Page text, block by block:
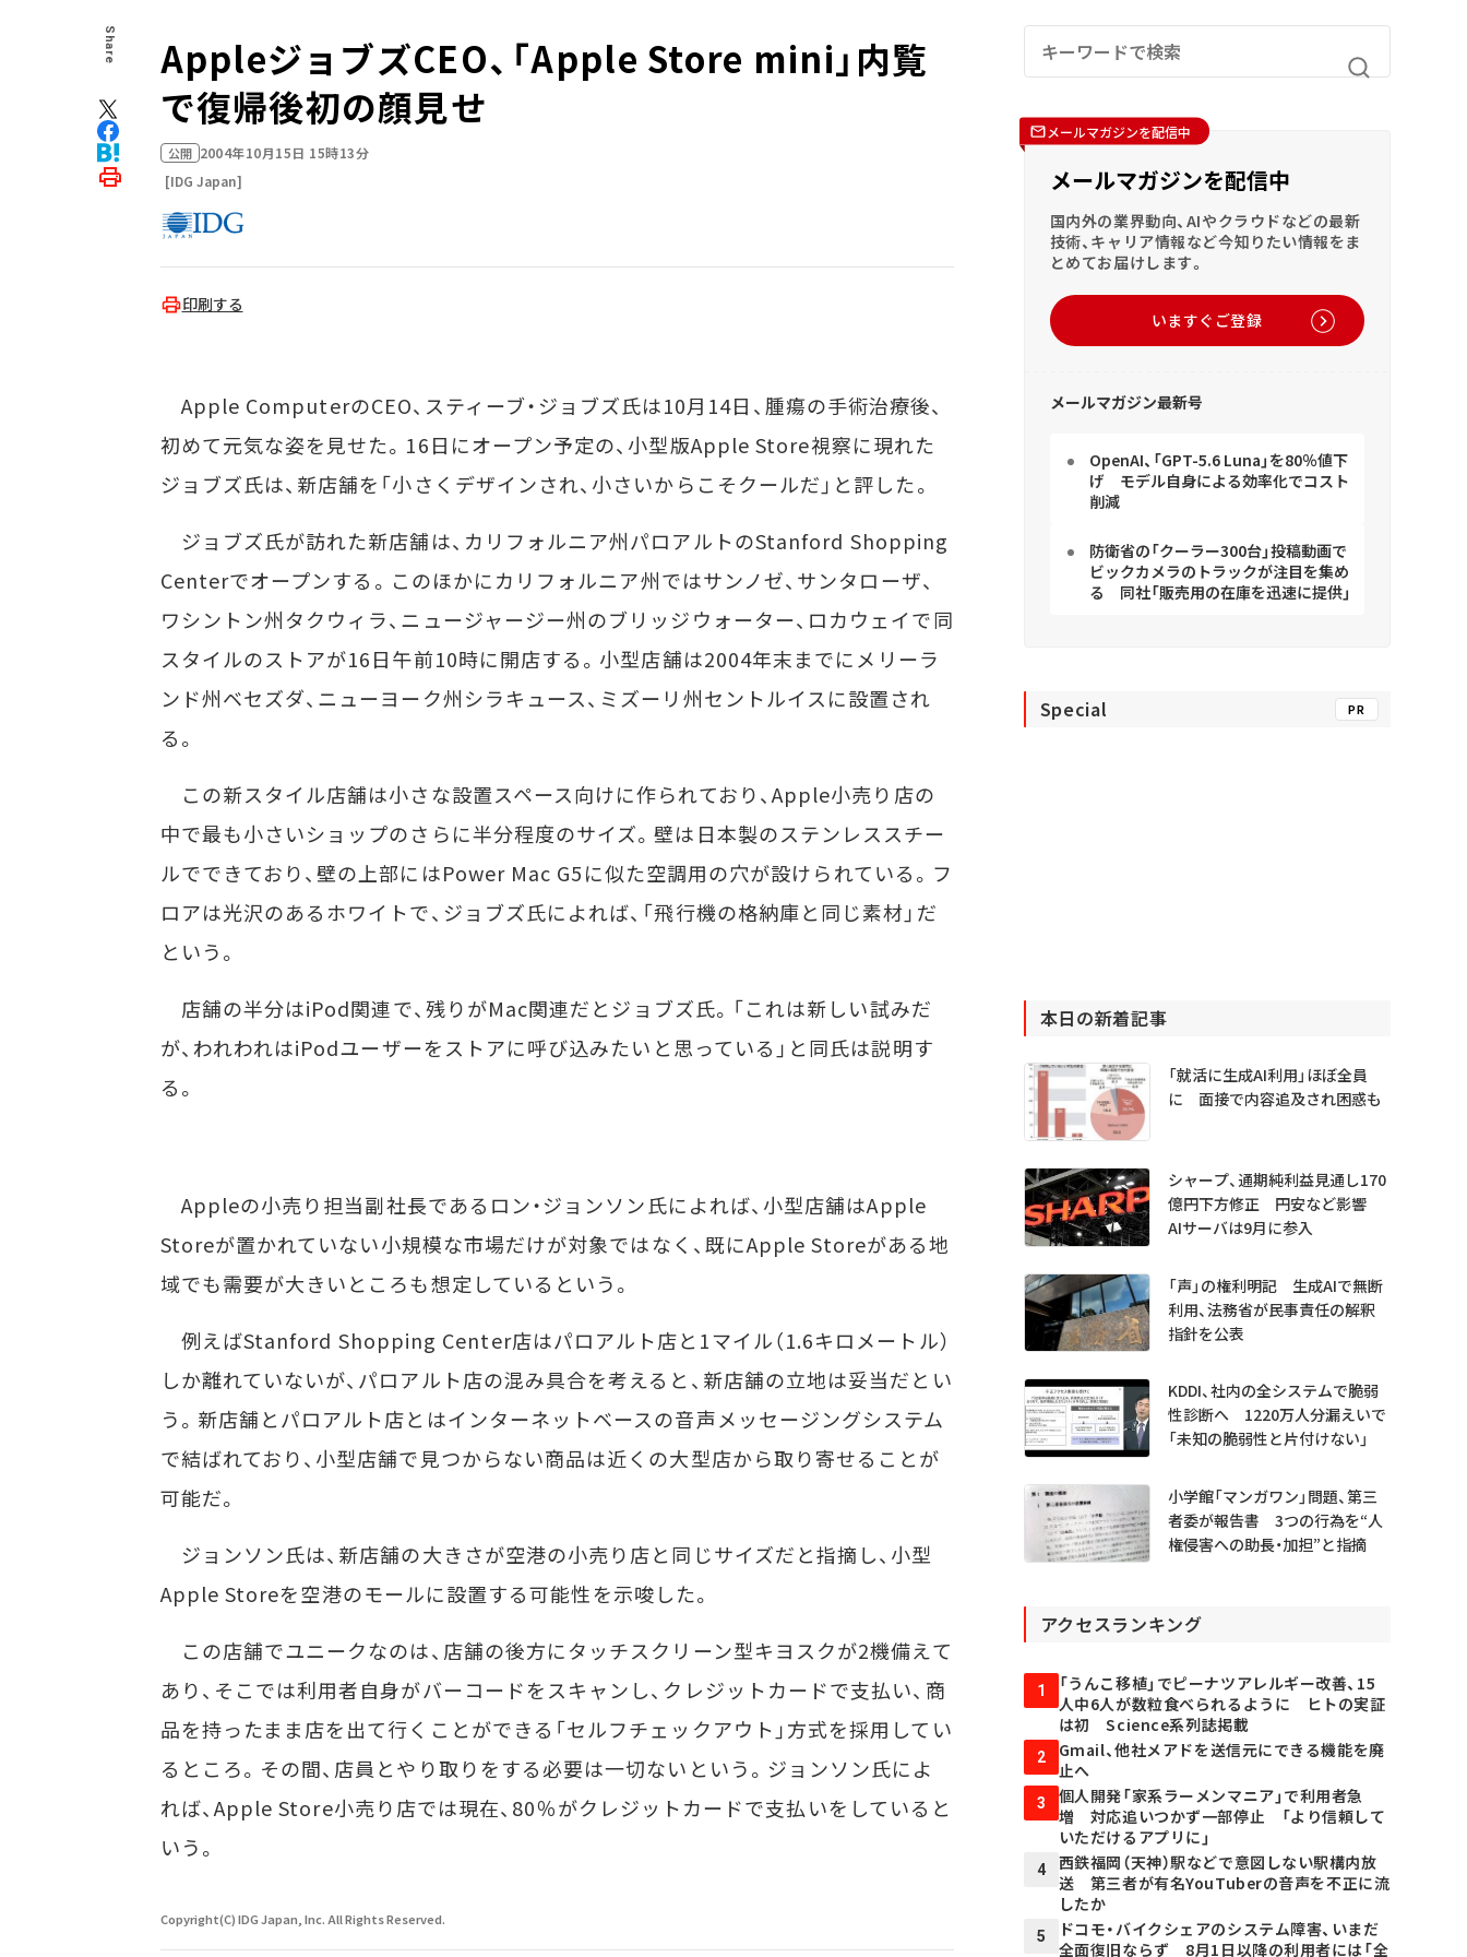
Share
AppleジョブズCEO、「Apple Store mini」内覧
で復帰後初の顔見せ
公開 2004年10月15日 15時13分
[IDG Japan]
印刷する
Apple ComputerのCEO、スティーブ・ジョブズ氏は10月14日、腫瘍の手術治療後、
初めて元気な姿を見せた。16日にオープン予定の、小型版Apple Store視察に現れた
ジョブズ氏は、新店舗を「小さくデザインされ、小さいからこそクールだ」と評した。
ジョブズ氏が訪れた新店舗は、カリフォルニア州パロアルトのStanford Shopping
Centerでオープンする。このほかにカリフォルニア州ではサンノゼ、サンタローザ、
ワシントン州タクウィラ、ニュージャージー州のブリッジウォーター、ロカウェイで同
スタイルのストアが16日午前10時に開店する。小型店舗は2004年末までにメリーラ
ンド州ベセズダ、ニューヨーク州シラキュース、ミズーリ州セントルイスに設置され
る。
この新スタイル店舗は小さな設置スペース向けに作られており、Apple小売り店の
中で最も小さいショップのさらに半分程度のサイズ。壁は日本製のステンレススチー
ルでできており、壁の上部にはPower Mac G5に似た空調用の穴が設けられている。フ
ロアは光沢のあるホワイトで、ジョブズ氏によれば、「飛行機の格納庫と同じ素材」だ
という。
店舗の半分はiPod関連で、残りがMac関連だとジョブズ氏。「これは新しい試みだ
が、われわれはiPodユーザーをストアに呼び込みたいと思っている」と同氏は説明す
る。
Appleの小売り担当副社長であるロン・ジョンソン氏によれば、小型店舗はApple
Storeが置かれていない小規模な市場だけが対象ではなく、既にApple Storeがある地
域でも需要が大きいところも想定しているという。
例えばStanford Shopping Center店はパロアルト店と1マイル（1.6キロメートル）
しか離れていないが、パロアルト店の混み具合を考えると、新店舗の立地は妥当だとい
う。新店舗とパロアルト店とはインターネットベースの音声メッセージングシステム
で結ばれており、小型店舗で見つからない商品は近くの大型店から取り寄せることが
可能だ。
ジョンソン氏は、新店舗の大きさが空港の小売り店と同じサイズだと指摘し、小型
Apple Storeを空港のモールに設置する可能性を示唆した。
この店舗でユニークなのは、店舗の後方にタッチスクリーン型キヨスクが2機備えて
あり、そこでは利用者自身がバーコードをスキャンし、クレジットカードで支払い、商
品を持ったまま店を出て行くことができる「セルフチェックアウト」方式を採用してい
るところ。その間、店員とやり取りをする必要は一切ないという。ジョンソン氏によ
れば、Apple Store小売り店では現在、80％がクレジットカードで支払いをしていると
いう。
Copyright(C) IDG Japan, Inc. All Rights Reserved.
メールマガジンを配信中
メールマガジンを配信中
国内外の業界動向、AIやクラウドなどの最新
技術、キャリア情報など今知りたい情報をま
とめてお届けします。
いますぐご登録
メールマガジン最新号
OpenAI、「GPT-5.6 Luna」を80％値下
げ モデル自身による効率化でコスト
削減
防衛省の「クーラー300台」投稿動画で
ビックカメラのトラックが注目を集め
る 同社「販売用の在庫を迅速に提供」
Special PR
本日の新着記事
「就活に生成AI利用」ほぼ全員
に 面接で内容追及され困惑も
シャープ、通期純利益見通し170
億円下方修正 円安など影響
AIサーバは9月に参入
「声」の権利明記 生成AIで無断
利用、法務省が民事責任の解釈
指針を公表
KDDI、社内の全システムで脆弱
性診断へ 1220万人分漏えいで
「未知の脆弱性と片付けない」
小学館「マンガワン」問題、第三
者委が報告書 3つの行為を“人
権侵害への助長・加担”と指摘
アクセスランキング
1
「うんこ移植」でピーナツアレルギー改善、15
人中6人が数粒食べられるように ヒトの実証
は初 Science系列誌掲載
2
Gmail、他社メアドを送信元にできる機能を廃
止へ
3
個人開発「家系ラーメンマニア」で利用者急
増 対応追いつかず一部停止 「より信頼して
いただけるアプリに」
4
西鉄福岡（天神）駅などで意図しない駅構内放
送 第三者が有名YouTuberの音声を不正に流
したか
5
ドコモ・バイクシェアのシステム障害、いまだ
全面復旧ならず 8月1日以降の利用者には「全